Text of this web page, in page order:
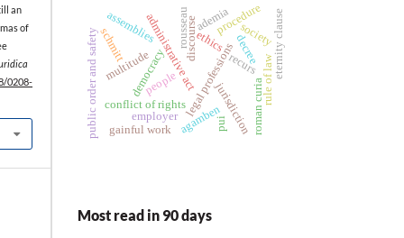
an
of
0208-
ethics
legal professions
discourse
jurisdiction
recurs
roman curia
decree
administrative act procedure
democracy rule of law
eternity clause
assemblies
conflict of rights
public order and safety agamben
ademia
people
multitude
rousseau
schmitt
employer
gainful work
pui
society
Most read in 90 days